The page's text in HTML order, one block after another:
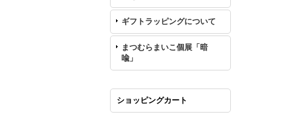
ギフトラッピングについて
まつむらまいこ個展「暗
喩」
ショッピングカート